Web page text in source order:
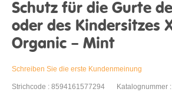
Schutz für die Gurte
oder des Kindersitzes
Organic – Mint
Schreiben Sie die erste Kundenmeinung
Strichcode : 8594161577294
Katalognummer